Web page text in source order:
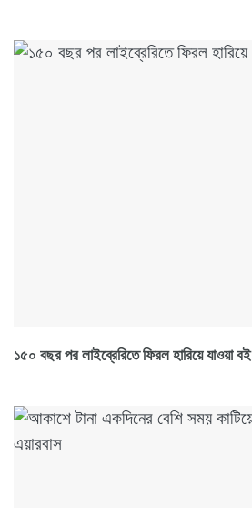
১৫০ বছর পর লাইব্রেরিতে ফিরল হারিয়ে যাওয়া বই